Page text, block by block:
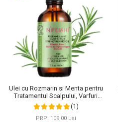
Ulei cu Rozmarin si Menta pentru
Tratamentul Scalpului, Varfuri
Despicate si Cresterea Parului,
NIFEISHI®, 60 ml
(1)
PRP: 109,00 Lei